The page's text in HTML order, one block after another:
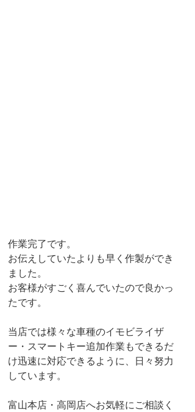
作業完了です。
お伝えしていたよりも早く作製ができ
ました。
お客様がすごく喜んでいたので良かっ
たです。
当店では様々な車種のイモビライザ
ー・スマートキー追加作業もできるだ
け迅速に対応できるように、日々努力
しています。
富山本店・高岡店へお気軽にご相談く